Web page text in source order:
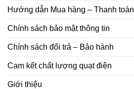
Hướng dẫn Mua hàng – Thanh toán
Chính sách bảo mật thông tin
Chính sách đổi trả – Bảo hành
Cam kết chất lượng quạt điện
Giới thiệu